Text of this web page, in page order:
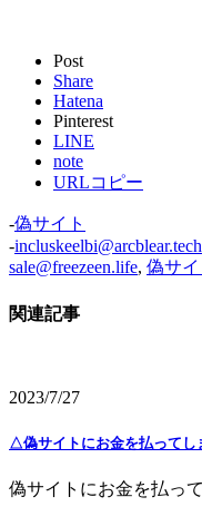
Post
Share
Hatena
Pinterest
LINE
note
URLコピー
-偽サイト
-incluskeelbi@arcblear.tech
sale@freezeen.life, 偽サイ
関連記事
2023/7/27
△偽サイトにお金を払ってし
偽サイトにお金を払っ